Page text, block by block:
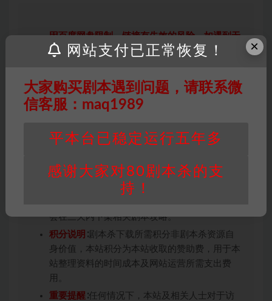
因百度网盘限制，链接有失效的风险，如遇到无
效链接请联系客服补发！！！网盘不限速下载神
免责声明： 本站所有剧本杀资源均为网友分享
投稿+个人整理而来，仅供学习研究使用，请勿
用于商业用途!任何人访问、浏览本站，购买或
条约约束，并遵守所有适用的法律法规。
权均属于机关版权或权利人。如有侵权，请发邮
件通知并提供相关证实资料至邮箱
会在三天内下架相关剧本攻略。
积分说明 ∶剧本杀下载所需积分非剧本杀资源自
身价值，本站积分为本站收取的赞助费，用于本
站整理资料的时间成本及网站运营所需支出费
用。
重要提醒 ∶任何情况下，本站及相关人士对于访
×
网站支付已正常恢复！
大家购买剧本遇到问题，请联系微
信客服：maq1989
平本台已稳定运行五年多
感谢大家对80剧本杀的支
持！